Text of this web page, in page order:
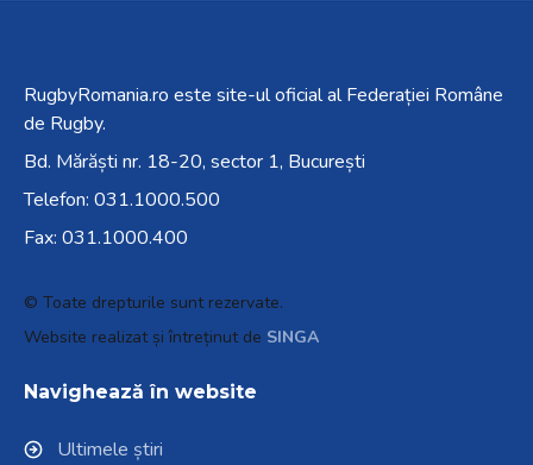
RugbyRomania.ro este site-ul oficial al Federației Române
de Rugby.
Bd. Mărăști nr. 18-20, sector 1, București
Telefon: 031.1000.500
Fax: 031.1000.400
© Toate drepturile sunt rezervate.
Website realizat și întreținut de SINGA
Navighează în website
Ultimele știri